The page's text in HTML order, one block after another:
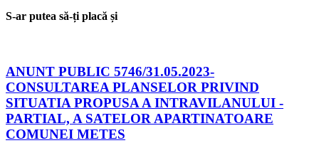
S-ar putea să-ți placă și
ANUNT PUBLIC 5746/31.05.2023-
CONSULTAREA PLANSELOR PRIVIND
SITUATIA PROPUSA A INTRAVILANULUI -
PARTIAL, A SATELOR APARTINATOARE
COMUNEI METES